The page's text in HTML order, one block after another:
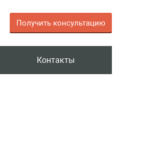
Получить консультацию
Контакты